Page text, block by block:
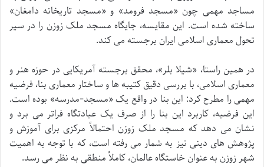
مساجد مهمی چون «مسجد فرومد» و «مسجد تاریخانه دامغان»
ساخته شده است. این مقایسه، جایگاه مسجد ملک زوزن را در سیر
تحول معماری اسلامی ایران برجسته می کند.
در همین راستا، «شیلا بلر»، محقق برجسته آمریکایی در حوزه هنر و
معماری اسلامی، با بررسی دقیق کتیبه ها و ساختار معماری بنا، فرضیه
مهمی را مطرح کرد: این بنا در واقع یک «مسجد-مدرسه» بوده است.
این فرضیه، کاربرد این بنا را از صرف یک عبادتگاه فراتر می برد و
نشان می دهد که مسجد ملک زوزن احتمالاً مرکزی برای آموزش و
پژوهش های دینی نیز به شمار می رفته است، که با توجه به اهمیت
شهر زوزن به عنوان خاستگاه عالمان، کاملاً منطقی به نظر می رسد.